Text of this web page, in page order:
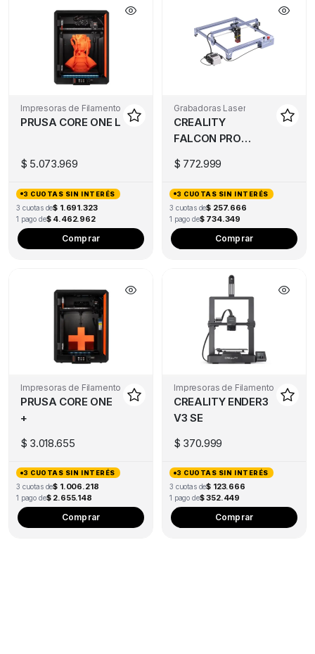
Impresoras de Filamento
PRUSA CORE ONE L
$ 5.073.969
3 CUOTAS SIN INTERÉS
3 cuotas de$ 1.691.323
1 pago de$ 4.462.962
Comprar
Grabadoras Laser
CREALITY
FALCON PRO
$ 772.999
3 CUOTAS SIN INTERÉS
3 cuotas de$ 257.666
1 pago de$ 734.349
Comprar
Impresoras de Filamento
PRUSA CORE ONE
+
$ 3.018.655
3 CUOTAS SIN INTERÉS
3 cuotas de$ 1.006.218
1 pago de$ 2.655.148
Comprar
Impresoras de Filamento
CREALITY ENDER3
V3 SE
$ 370.999
3 CUOTAS SIN INTERÉS
3 cuotas de$ 123.666
1 pago de$ 352.449
Comprar